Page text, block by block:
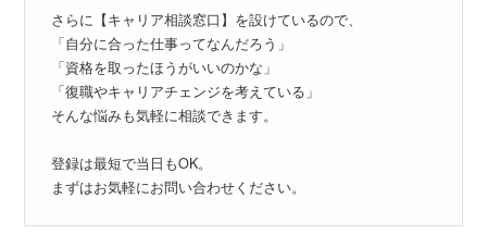
さらに【キャリア相談窓口】を設けているので、
「自分に合った仕事ってなんだろう」
「資格を取ったほうがいいのかな」
「復職やキャリアチェンジを考えている」
そんな悩みも気軽に相談できます。
登録は最短で当日もOK。
まずはお気軽にお問い合わせください。